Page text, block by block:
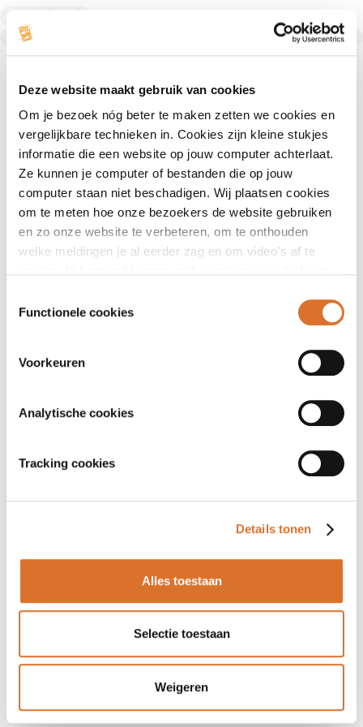
Deze website maakt gebruik van cookies
Om je bezoek nóg beter te maken zetten we cookies en
vergelijkbare technieken in. Cookies zijn kleine stukjes
informatie die een website op jouw computer achterlaat.
Ze kunnen je computer of bestanden die op jouw
computer staan niet beschadigen. Wij plaatsen cookies
om te meten hoe onze bezoekers de website gebruiken
en zo onze website te verbeteren, om te onthouden
welke meldingen je al eerder zag en om video’s af te
Functionele cookies
Voorkeuren
Analytische cookies
Tracking cookies
Details tonen
Alles toestaan
Selectie toestaan
Weigeren
Leefstijlcoach